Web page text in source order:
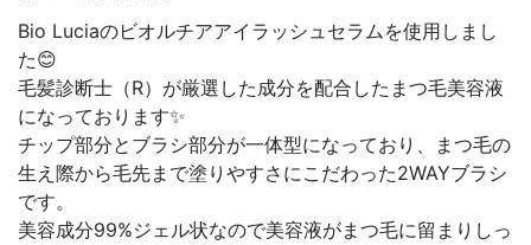
Bio Luciaのビオルチアアイラッシュセラムを使用しまし
た😊
毛髪診断士（R）が厳選した成分を配合したまつ毛美容液
になっております✨
チップ部分とブラシ部分が一体型になっており、まつ毛の
生え際から毛先まで塗りやすさにこだわった2WAYブラシ
です。
美容成分99%ジェル状なので美容液がまつ毛に留まりしっ